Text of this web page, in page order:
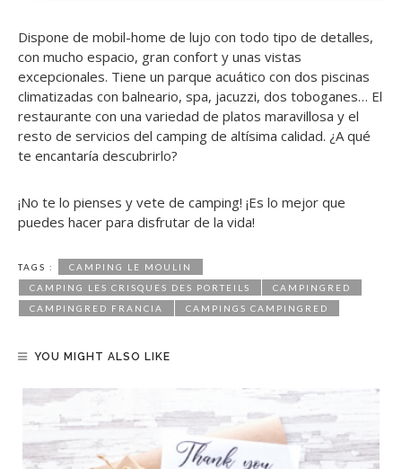
Dispone de mobil-home de lujo con todo tipo de detalles,
con mucho espacio, gran confort y unas vistas
excepcionales. Tiene un parque acuático con dos piscinas
climatizadas con balneario, spa, jacuzzi, dos toboganes… El
restaurante con una variedad de platos maravillosa y el
resto de servicios del camping de altísima calidad. ¿A qué
te encantaría descubrirlo?
¡No te lo pienses y vete de camping! ¡Es lo mejor que
puedes hacer para disfrutar de la vida!
TAGS :
CAMPING LE MOULIN
CAMPING LES CRISQUES DES PORTEILS
CAMPINGRED
CAMPINGRED FRANCIA
CAMPINGS CAMPINGRED
YOU MIGHT ALSO LIKE